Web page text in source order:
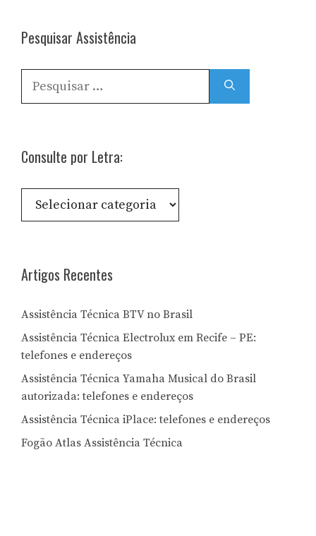
Pesquisar Assistência
Pesquisar
por:
Consulte por Letra:
Consulte
Artigos Recentes
Assistência Técnica BTV no Brasil
Assistência Técnica Electrolux em Recife – PE:
telefones e endereços
Assistência Técnica Yamaha Musical do Brasil
autorizada: telefones e endereços
Assistência Técnica iPlace: telefones e endereços
Fogão Atlas Assistência Técnica